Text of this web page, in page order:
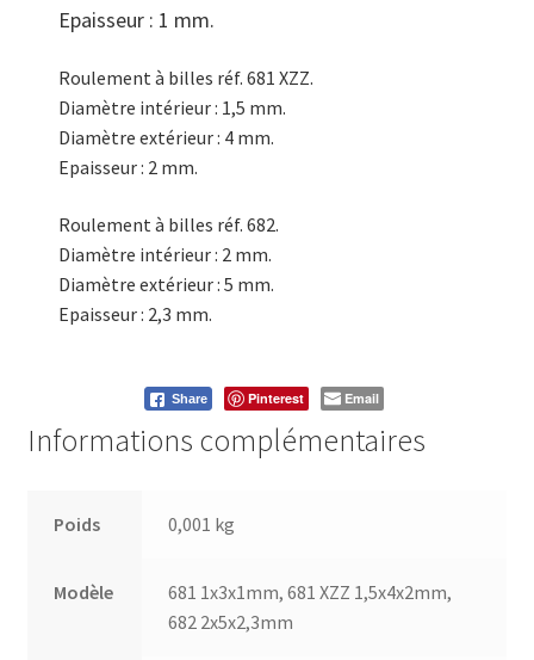
Epaisseur : 1 mm.
Roulement à billes réf. 681 XZZ.
Diamètre intérieur : 1,5 mm.
Diamètre extérieur : 4 mm.
Epaisseur : 2 mm.
Roulement à billes réf. 682.
Diamètre intérieur : 2 mm.
Diamètre extérieur : 5 mm.
Epaisseur : 2,3 mm.
Share Pinterest Email
Informations complémentaires
Poids 0,001 kg
Modèle
681 1x3x1mm, 681 XZZ 1,5x4x2mm,
682 2x5x2,3mm